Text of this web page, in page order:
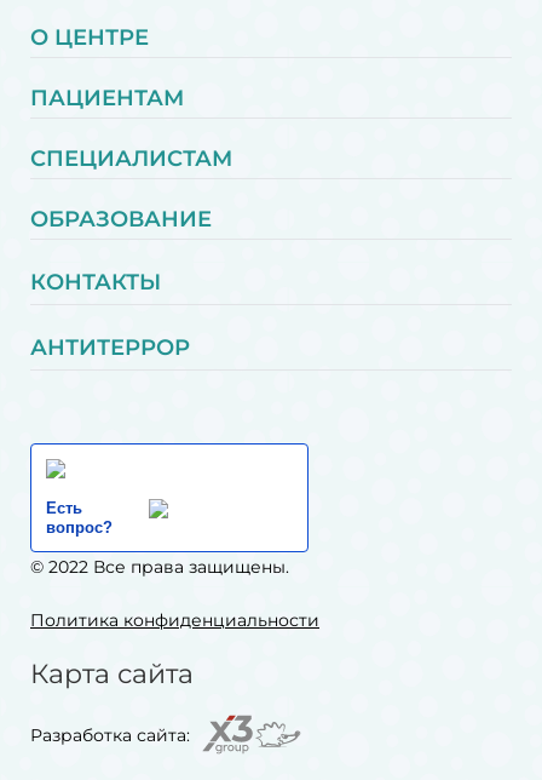
О ЦЕНТРЕ
ПАЦИЕНТАМ
СПЕЦИАЛИСТАМ
ОБРАЗОВАНИЕ
КОНТАКТЫ
АНТИТЕРРОР
Есть
вопрос?
© 2022 Все права защищены.
Политика конфиденциальности
Карта сайта
Разработка сайта: